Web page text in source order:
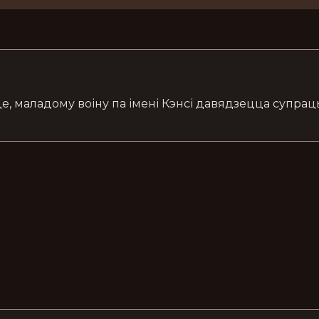
воіну па імені Кэнсі давядзецца